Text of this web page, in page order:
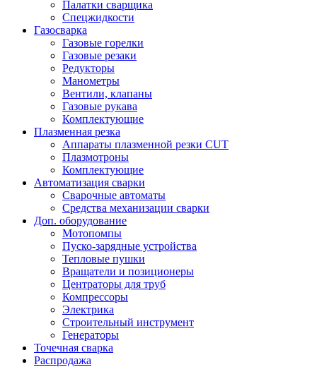
Палатки сварщика
Спецжидкости
Газосварка
Газовые горелки
Газовые резаки
Редукторы
Манометры
Вентили, клапаны
Газовые рукава
Комплектующие
Плазменная резка
Аппараты плазменной резки CUT
Плазмотроны
Комплектующие
Автоматизация сварки
Сварочные автоматы
Средства механизации сварки
Доп. оборудование
Мотопомпы
Пуско-зарядные устройства
Тепловые пушки
Вращатели и позиционеры
Центраторы для труб
Компрессоры
Электрика
Строительный инструмент
Генераторы
Точечная сварка
Распродажа